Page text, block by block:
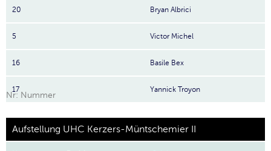
20 Bryan Albrici
5 Victor Michel
16 Basile Bex
17 Yannick Troyon
Nr: Nummer
Aufstellung UHC Kerzers-Müntschemier II